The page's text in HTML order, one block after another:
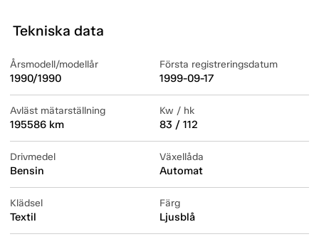
Tekniska data
Årsmodell/modellår
1990/1990
Första registreringsdatum
1999-09-17
Avläst mätarställning
195586 km
Kw / hk
83 / 112
Drivmedel
Bensin
Växellåda
Automat
Klädsel
Textil
Färg
Ljusblå